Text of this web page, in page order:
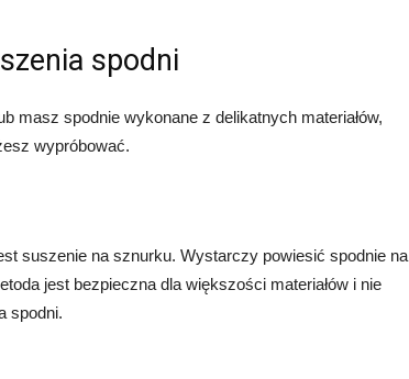
spodni
masz spodnie wykonane z delikatnych materiałów,
wypróbować.
suszenie na sznurku. Wystarczy powiesić spodnie na
jest bezpieczna dla większości materiałów i nie
spodni.